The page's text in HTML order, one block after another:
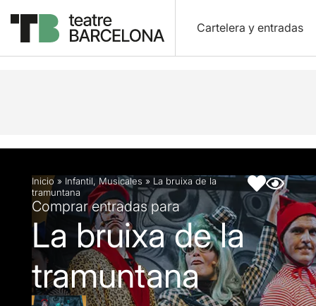
Cartelera y entradas
Descripción Ficha artística Fotos y vídeos
Inicio » Infantil, Musicales » La bruixa de la
tramuntana
Comprar entradas para
La bruixa de la
tramuntana